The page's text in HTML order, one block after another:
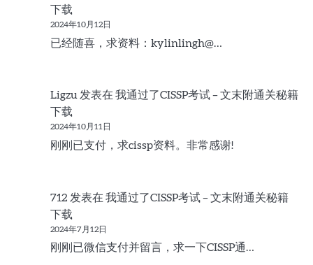
下载
2024年10月12日
已经随喜，求资料：kylinlingh@…
Ligzu发表在 我通过了CISSP考试 – 文末附通关秘籍
下载
2024年10月11日
刚刚已支付，求cissp资料。非常感谢!
712 发表在 我通过了CISSP考试 – 文末附通关秘籍
下载
2024年7月12日
刚刚已微信支付并留言，求一下CISSP通…